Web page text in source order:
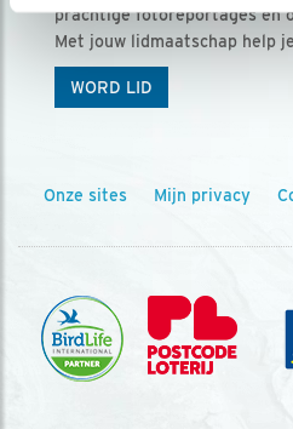
prachtige fotoreportages en
Met jouw lidmaatschap help
WORD LID
Onze sites Mijn privacy